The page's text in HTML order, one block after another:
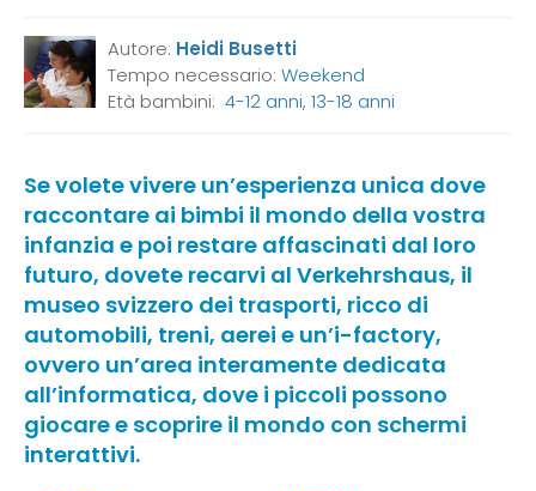
Autore: Heidi Busetti
Tempo necessario: Weekend
Età bambini: 4-12 anni, 13-18 anni
Se volete vivere un’esperienza unica dove
raccontare ai bimbi il mondo della vostra
infanzia e poi restare affascinati dal loro
futuro, dovete recarvi al Verkehrshaus, il
museo svizzero dei trasporti, ricco di
automobili, treni, aerei e un’i-factory,
ovvero un’area interamente dedicata
all’informatica, dove i piccoli possono
giocare e scoprire il mondo con schermi
interattivi.